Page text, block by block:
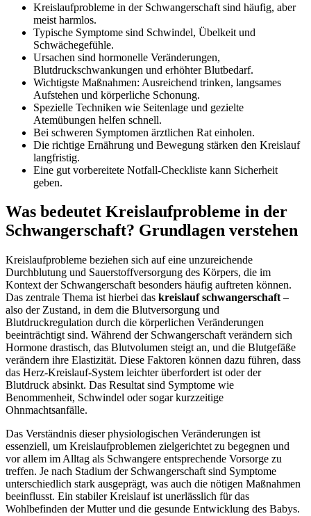
Kreislaufprobleme in der Schwangerschaft sind häufig, aber
meist harmlos.
Typische Symptome sind Schwindel, Übelkeit und
Schwächegefühle.
Ursachen sind hormonelle Veränderungen,
Blutdruckschwankungen und erhöhter Blutbedarf.
Wichtigste Maßnahmen: Ausreichend trinken, langsames
Aufstehen und körperliche Schonung.
Spezielle Techniken wie Seitenlage und gezielte
Atemübungen helfen schnell.
Bei schweren Symptomen ärztlichen Rat einholen.
Die richtige Ernährung und Bewegung stärken den Kreislauf
langfristig.
Eine gut vorbereitete Notfall-Checkliste kann Sicherheit
geben.
Was bedeutet Kreislaufprobleme in der
Schwangerschaft? Grundlagen verstehen
Kreislaufprobleme beziehen sich auf eine unzureichende
Durchblutung und Sauerstoffversorgung des Körpers, die im
Kontext der Schwangerschaft besonders häufig auftreten können.
Das zentrale Thema ist hierbei das kreislauf schwangerschaft –
also der Zustand, in dem die Blutversorgung und
Blutdruckregulation durch die körperlichen Veränderungen
beeinträchtigt sind. Während der Schwangerschaft verändern sich
Hormone drastisch, das Blutvolumen steigt an, und die Blutgefäße
verändern ihre Elastizität. Diese Faktoren können dazu führen, dass
das Herz-Kreislauf-System leichter überfordert ist oder der
Blutdruck absinkt. Das Resultat sind Symptome wie
Benommenheit, Schwindel oder sogar kurzzeitige
Ohnmachtsanfälle.
Das Verständnis dieser physiologischen Veränderungen ist
essenziell, um Kreislaufproblemen zielgerichtet zu begegnen und
vor allem im Alltag als Schwangere entsprechende Vorsorge zu
treffen. Je nach Stadium der Schwangerschaft sind Symptome
unterschiedlich stark ausgeprägt, was auch die nötigen Maßnahmen
beeinflusst. Ein stabiler Kreislauf ist unerlässlich für das
Wohlbefinden der Mutter und die gesunde Entwicklung des Babys.